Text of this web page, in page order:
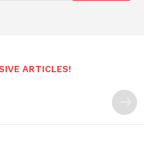
ARTICLES!